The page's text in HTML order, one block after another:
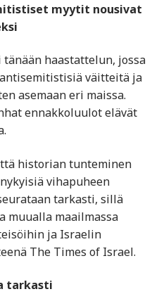
myytit nousivat
haastattelun, jossa
väitteitä ja
asemaan eri maissa.
ennakkoluulot elävät
historian tunteminen
vihapuheen
tarkasti, sillä
muualla maailmassa
ja Israelin
The Times of Israel.
tarkasti